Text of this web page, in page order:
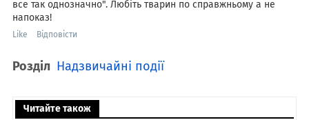
все так однозначно". Любіть тварин по справжньому а не
напоказ!
Like Відповісти
Розділ Надзвичайні події
Читайте також